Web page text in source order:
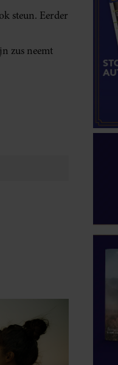
steun. Eerder
zus neemt